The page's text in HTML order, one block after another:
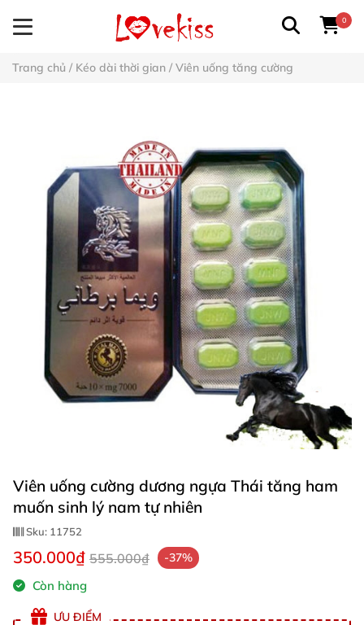
0
Trang chủ / Kéo dài thời gian / Viên uống tăng cường
Viên uống cường dương ngựa Thái tăng ham
muốn sinh lý nam tự nhiên
Sku: 11752
350.000₫ 555.000₫ -37%
Còn hàng
ƯU ĐIỂM